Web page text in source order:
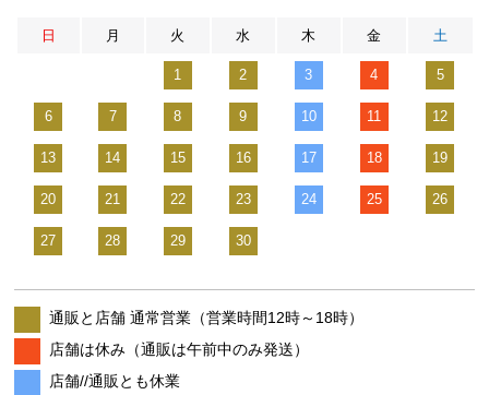
日 月 火 水 木 金 土
1 2 3 4 5
6 7 8 9 10 11 12
13 14 15 16 17 18 19
20 21 22 23 24 25 26
27 28 29 30
通販と店舗 通常営業（営業時間12時～18時）
店舗は休み（通販は午前中のみ発送）
店舗//通販とも休業